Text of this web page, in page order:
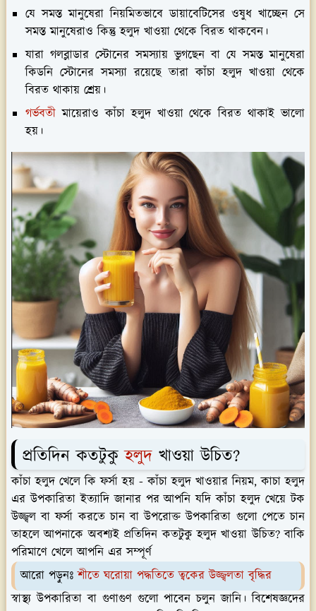
যে সমস্ত মানুষেরা নিয়মিতভাবে ডায়াবেটিসের ওষুধ খাচ্ছেন সে
সমস্ত মানুষেরাও কিন্তু হলুদ খাওয়া থেকে বিরত থাকবেন।
যারা গলব্লাডার স্টোনের সমস্যায় ভুগছেন বা যে সমস্ত মানুষেরা
কিডনি স্টোনের সমস্যা রয়েছে তারা কাঁচা হলুদ খাওয়া থেকে
বিরত থাকায় শ্রেয়।
গর্ভবতী মায়েরাও কাঁচা হলুদ খাওয়া থেকে বিরত থাকাই ভালো
হয়।
প্রতিদিন কতটুকুহলুদ খাওয়া উচিত?
কাঁচা হলুদ খেলে কি ফর্সা হয় - কাঁচা হলুদ খাওয়ার নিয়ম, কাচা হলুদ
এর উপকারিতা ইত্যাদি জানার পর আপনি যদি কাঁচা হলুদ খেয়ে টক
উজ্জ্বল বা ফর্সা করতে চান বা উপরোক্ত উপকারিতা গুলো পেতে চান
তাহলে আপনাকে অবশ্যই প্রতিদিন কতটুকু হলুদ খাওয়া উচিত? বাকি
পরিমাণে খেলে আপনি এর সম্পূর্ণ
আরো পড়ুনঃশীতে ঘরোয়া পদ্ধতিতে ত্বকের উজ্জ্বলতা বৃদ্ধির
স্বাস্থ্য উপকারিতা বা গুণাগুণ গুলো পাবেন চলুন জানি। বিশেষজ্ঞদের